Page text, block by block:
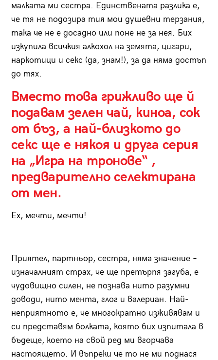
малката ми сестра. Единствената разлика е,
че тя не подозира тия мои душевни терзания,
така че не е досадно или поне не за нея. Бих
изкупила всичкия алкохол на земята, цигари,
наркотици и секс (да, знам!), за да няма достъп
до тях.
Вместо това грижливо ще й
подавам зелен чай, киноа, сок
от бъз, а най-близкото до
секс ще е някоя и друга серия
на „Игра на тронове“ ,
предварително селектирана
от мен.
Ех, мечти, мечти!
Приятел, партньор, сестра, няма значение –
изначалният страх, че ще претърпя загуба, е
чудовищно силен, не познава нито разумни
доводи, нито мента, глог и валериан. Най-
неприятното е, че многократно изживявам и
си представям болката, която бих изпитала в
бъдеще, което на свой ред ми вгорчава
настоящето. И въпреки че то не ми поднася